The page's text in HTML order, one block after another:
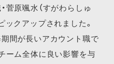
菅原颯水（すがわらしゅ
ックアップされました。
間が長いアカウント職で
ーム全体に良い影響を与